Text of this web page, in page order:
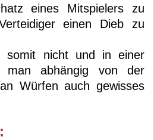
eines Mitspielers zu
einen Dieb zu
somit nicht und in einer
man abhängig von der
Würfen auch gewisses